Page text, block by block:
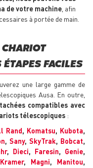
de votre machine , afin
à portée de main.
CHARIOT
ÉTAPES FACILES
une large gamme de
Ausa. En outre,
compatibles avec
télescopiques :
Rand, Komatsu, Kubota,
, Sany, SkyTrak, Bobcat,
, Dieci, Faresin, Genie,
Kramer, Magni, Manitou,